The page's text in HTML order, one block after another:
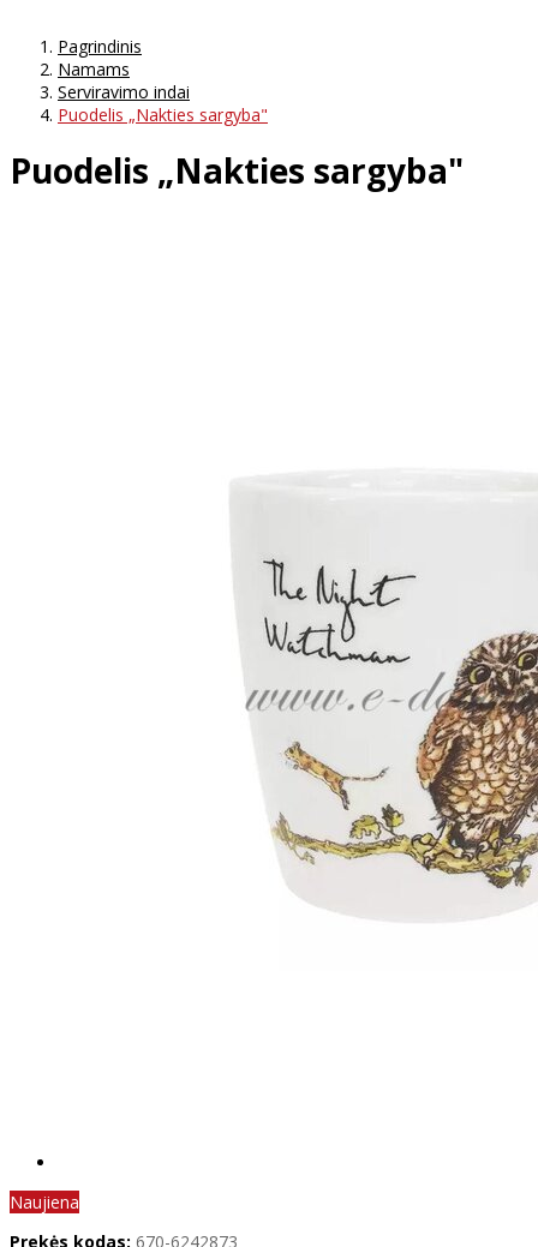
Pagrindinis
Namams
Serviravimo indai
Puodelis „Nakties sargyba"
Puodelis „Nakties sargyba"
Naujiena
Prekės kodas: 670-6242873